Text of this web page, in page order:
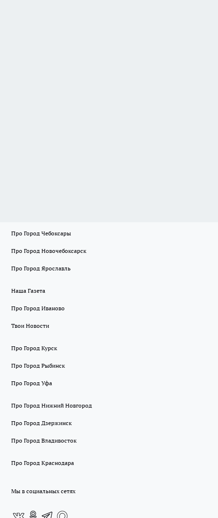
Про Город Чебоксары
Про Город Новочебоксарск
Про Город Ярославль
Наша Газета
Про Город Иваново
Твои Новости
Про Город Курск
Про Город Рыбинск
Про Город Уфа
Про Город Нижний Новгород
Про Город Дзержинск
Про Город Владивосток
Про Город Краснодара
Мы в социальных сетях